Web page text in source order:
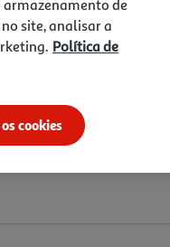
armazenamento de
site, analisar a
Política de
cookies